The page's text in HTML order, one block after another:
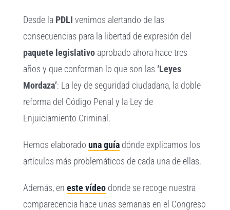
Desde la PDLI venimos alertando de las
consecuencias para la libertad de expresión del
paquete legislativo aprobado ahora hace tres
años y que conforman lo que son las ‘Leyes
Mordaza’: La ley de seguridad ciudadana, la doble
reforma del Código Penal y la Ley de
Enjuiciamiento Criminal.
Hemos elaboradouna guía dónde explicamos los
artículos más problemáticos de cada una de ellas.
Además, eneste vídeo donde se recoge nuestra
comparecencia hace unas semanas en el Congreso